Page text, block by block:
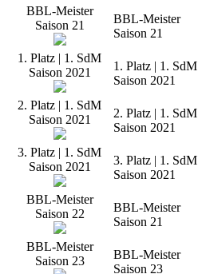
BBL-Meister
Saison 21
BBL-Meister
Saison 21
1. Platz | 1. SdM
Saison 2021
1. Platz | 1. SdM
Saison 2021
2. Platz | 1. SdM
Saison 2021
2. Platz | 1. SdM
Saison 2021
3. Platz | 1. SdM
Saison 2021
3. Platz | 1. SdM
Saison 2021
BBL-Meister
Saison 22
BBL-Meister
Saison 21
BBL-Meister
Saison 23
BBL-Meister
Saison 23